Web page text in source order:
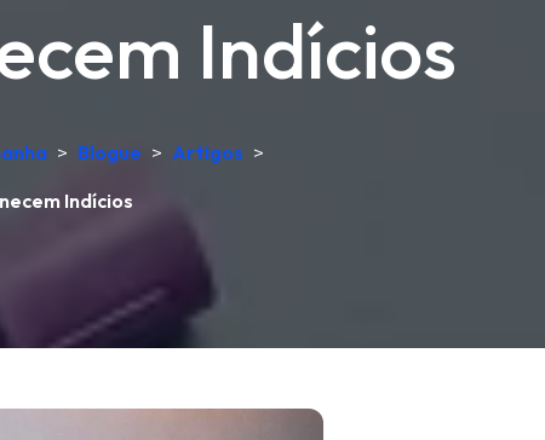
Indícios
> Blogue > Artigos >
Indícios